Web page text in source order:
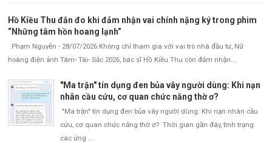
Hồ Kiều Thu đắn đo khi đảm nhận vai chính nặng ký trong phim
“Những tâm hồn hoang lạnh”
Phạm Nguyễn - 28/07/2026 Không chỉ tham gia với vai trò nhà đầu tư, Nữ
hoàng điện ảnh Tâm- Tài- Sắc 2026, bác sĩ Hồ Kiều Thu còn đảm nhận...
"Ma trận" tín dụng đen bủa vây người dùng: Khi nạn
nhân cầu cứu, cơ quan chức năng thờ ơ?
"Ma trận" tín dụng đen bủa vây người dùng: Khi nạn nhân cầu
cứu, cơ quan chức năng thờ ơ? Thời gian gần đây, tình trạng
các ứng ...